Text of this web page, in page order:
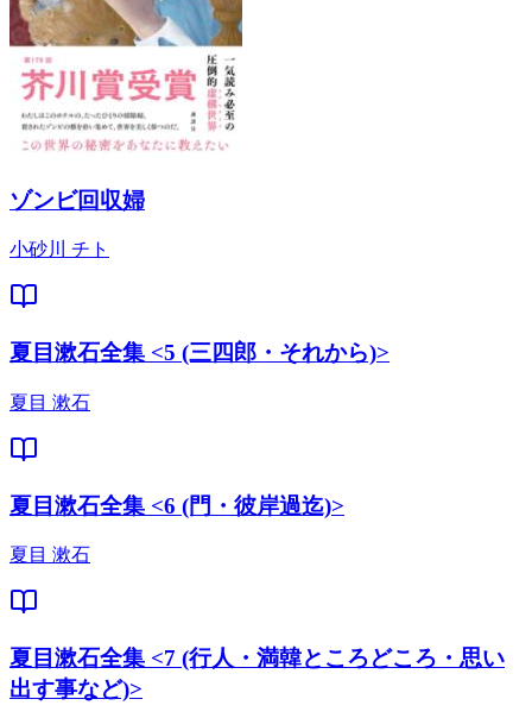
ゾンビ回収婦
小砂川 チト
夏目漱石全集 <5 (三四郎・それから)>
夏目 漱石
夏目漱石全集 <6 (門・彼岸過迄)>
夏目 漱石
夏目漱石全集 <7 (行人・満韓ところどころ・思い
出す事など)>